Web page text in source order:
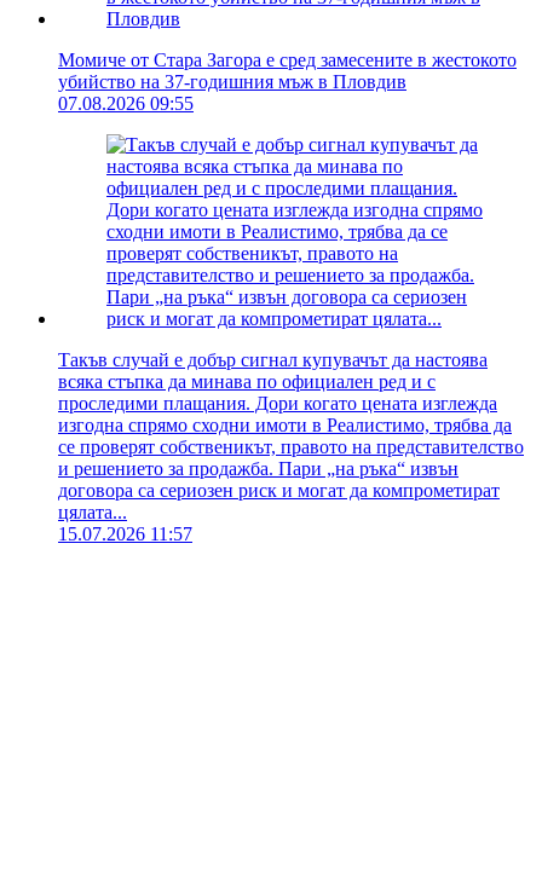
Момиче от Стара Загора е сред замесените в жестокото
убийство на 37-годишния мъж в Пловдив
07.08.2026 09:55
Такъв случай е добър сигнал купувачът да настоява
всяка стъпка да минава по официален ред и с
проследими плащания. Дори когато цената изглежда
изгодна спрямо сходни имоти в Реалистимо, трябва да
се проверят собственикът, правото на представителство
и решението за продажба. Пари „на ръка“ извън
договора са сериозен риск и могат да компрометират
цялата...
15.07.2026 11:57